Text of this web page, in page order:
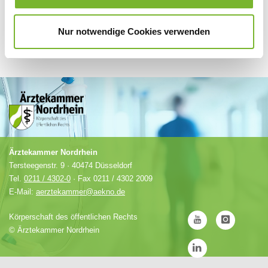
Nur notwendige Cookies verwenden
Ärztekammer Nordrhein
Tersteegenstr. 9 · 40474 Düsseldorf
Tel. 0211 / 4302-0 · Fax 0211 / 4302 2009
E-Mail: aerztekammer@aekno.de
Körperschaft des öffentlichen Rechts
© Ärztekammer Nordrhein